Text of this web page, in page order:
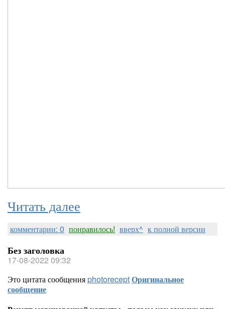
Читать далее
комментарии: 0 понравилось! вверх^ к полной версии
Без заголовка
17-08-2022 09:32
Это цитата сообщенияphotoreceptОригинальное
сообщение